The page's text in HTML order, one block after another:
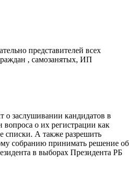
представителей всех
, самозанятых, ИП
о заслушивании кандидатов в
о их регистрации как
списки. А также разрешить
собранию принимать решение об
в выборах Президента РБ